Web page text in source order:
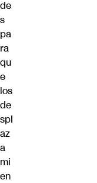
de
s
pa
ra
qu
e
los
de
spl
az
a
mi
en